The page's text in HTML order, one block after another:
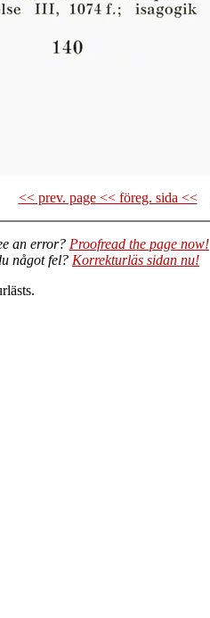
<< prev. page << föreg. sida <<
an error? Proofread the page now!
något fel? Korrekturläs sidan nu!